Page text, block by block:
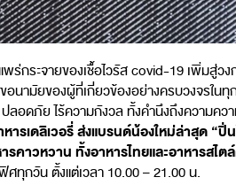
ร่กระจายของเชื้อไวรัส covid-19 เพิ่มสู่วง
อนามัยของผู้ที่เกี่ยวข้องอย่างครบวงจรใน
อดภัย ไร้ความกังวล ทั้งคำนึงถึงความคว
ารเดลิเวอรี่ ส่งแบรนด์น้องใหม่ล่าสุด “ปิ่
รคาวหวาน ทั้งอาหารไทยและอาหารสไ
ทุกวัน ตั้งแต่เวลา 10.00 – 21.00 น.